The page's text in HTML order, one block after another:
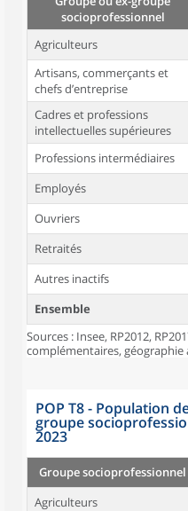
socioprofessionnel
Agriculteurs
Artisans, commerçants et
chefs d’entreprise
Cadres et professions
intellectuelles supérieures
Professions intermédiaires
Employés
Ouvriers
Retraités
Autres inactifs
Ensemble
Sources : Insee, RP2012,
complémentaires, géographie
POP T8 - Population
groupe
2023
Groupe socioprofessionnel
Agriculteurs